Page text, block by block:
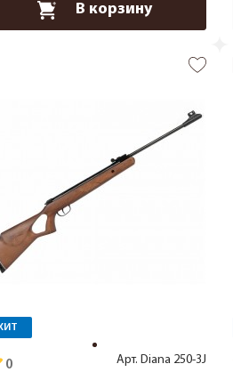
В корзину
Арт. Diana 250-3J